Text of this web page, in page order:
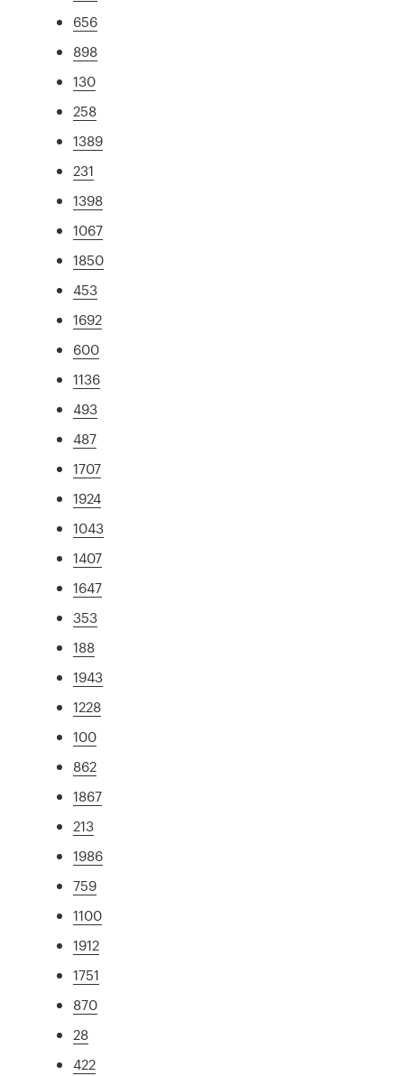
656
898
130
258
1389
231
1398
1067
1850
453
1692
600
1136
493
487
1707
1924
1043
1407
1647
353
188
1943
1228
100
862
1867
213
1986
759
1100
1912
1751
870
28
422